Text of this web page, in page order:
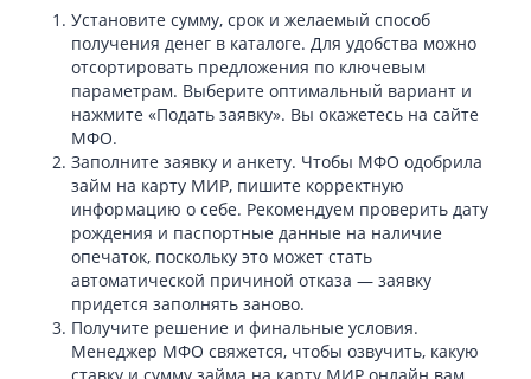
Установите сумму, срок и желаемый способ
получения денег в каталоге. Для удобства можно
отсортировать предложения по ключевым
параметрам. Выберите оптимальный вариант и
нажмите «Подать заявку». Вы окажетесь на сайте
МФО.
Заполните заявку и анкету. Чтобы МФО одобрила
займ на карту МИР, пишите корректную
информацию о себе. Рекомендуем проверить дату
рождения и паспортные данные на наличие
опечаток, поскольку это может стать
автоматической причиной отказа — заявку
придется заполнять заново.
Получите решение и финальные условия.
Менеджер МФО свяжется, чтобы озвучить, какую